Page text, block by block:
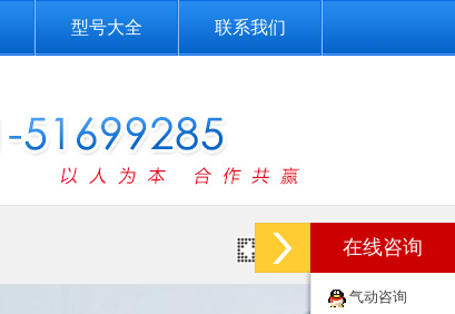
型号大全 联系我们
在线咨询
气动咨询